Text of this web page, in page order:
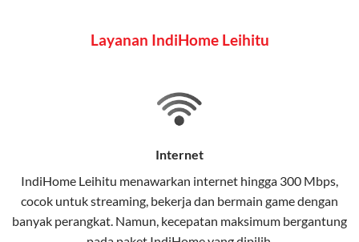
pengguna rumah dan bisnis.
stabil, dan memiliki berbagai pilihan paket IndiHome
Selain internet, layanan IndiHome juga mencakup TV
interaktif (IndiHome TV) dan telepon rumah dalam
Layanan IndiHome Leihitu
Internet
IndiHome Leihitu menawarkan internet hingga 300 Mbps,
cocok untuk streaming, bekerja dan bermain game dengan
banyak perangkat. Namun, kecepatan maksimum bergantung